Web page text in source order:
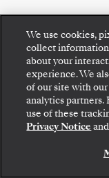
We use cookies,
collect
about your
experience. We
of our site with
analytics partners.
use of these
Privacy Notice